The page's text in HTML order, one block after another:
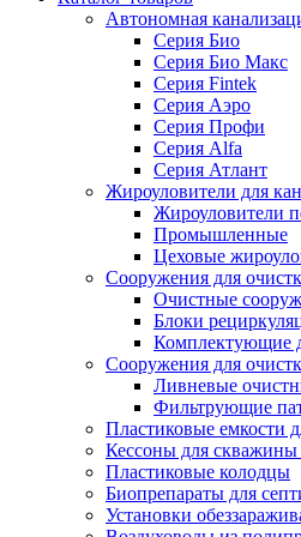
Автономная
Серия Био
Серия Био Макс
Серия Fintek
Серия Аэро
Серия Профи
Серия Alfa
Серия Атлант
Жироуловители для
Жироуловители
Промышленные
Цеховые
Сооружения для
Очистные
Блоки
Комплектующие
Сооружения для
Ливневые
Фильтрующие
Пластиковые емкости
Кессоны для скважины
Пластиковые колодцы
Биопрепараты для
Установки